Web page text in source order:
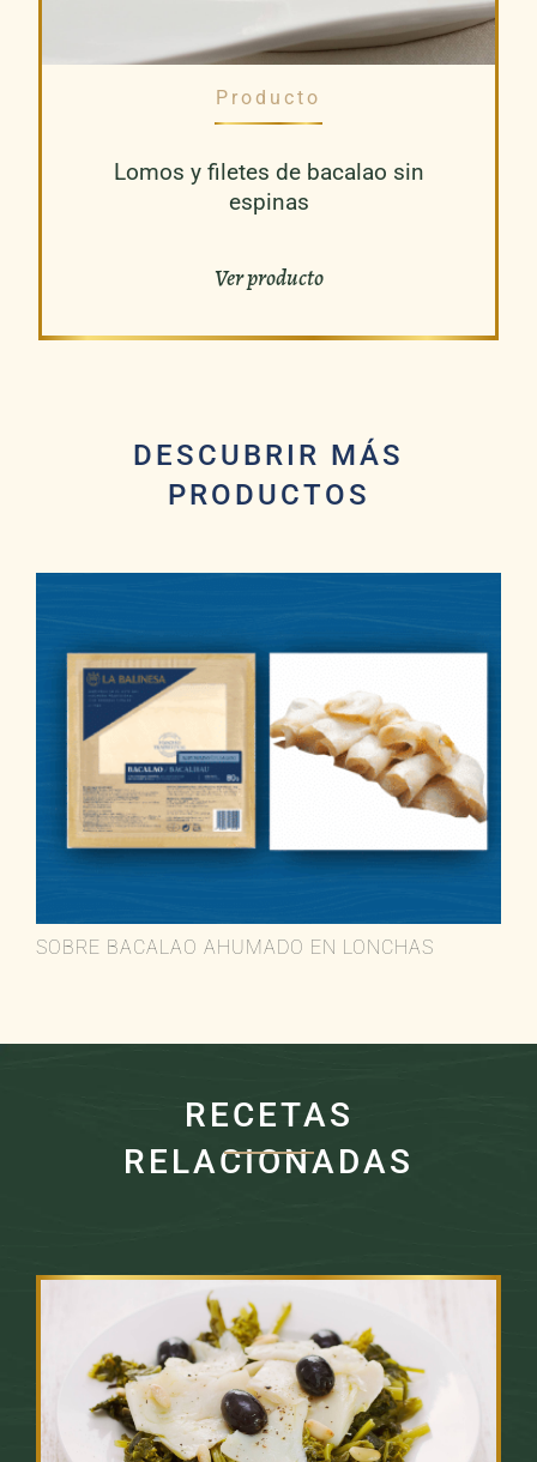
Producto
Lomos y filetes de bacalao sin
espinas
Ver producto
DESCUBRIR MÁS
PRODUCTOS
SOBRE BACALAO AHUMADO EN LONCHAS
RECETAS
RELACIONADAS